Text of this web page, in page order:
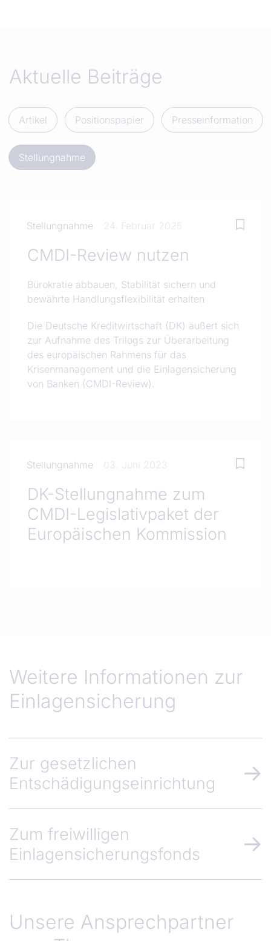
Aktuelle Beiträge
Artikel Positionspapier Presseinformation
Stellungnahme
Stellungnahme 24. Februar 2025
CMDI-Review nutzen
Bürokratie abbauen, Stabilität sichern und
bewährte Handlungsflexibilität erhalten
Die Deutsche Kreditwirtschaft (DK) äußert sich
zur Aufnahme des Trilogs zur Überarbeitung
des europäischen Rahmens für das
Krisenmanagement und die Einlagensicherung
von Banken (CMDI-Review).
Stellungnahme 03. Juni 2023
DK-Stellungnahme zum
CMDI-Legislativpaket der
Europäischen Kommission
Weitere Informationen zur
Einlagensicherung
Zur gesetzlichen
Entschädigungseinrichtung
Zum freiwilligen
Einlagensicherungsfonds
Unsere Ansprechpartner